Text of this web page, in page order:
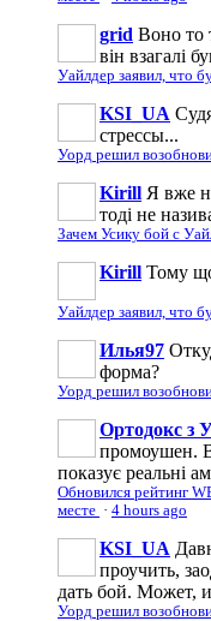
grid Воно то
він взагалі
Уайлдер заявил, что
KSI_UA
стрессы...
Уорд решил
Kirill Я вже
тоді не
Зачем Усику бой с
Kirill Тому
Уайлдер заявил, что
Илья97
форма?
Уорд решил
Ортодокс з
промоушен.
показує реальні
Обновился рейтинг
месте · 4 hours ago
KSI_UA
проучить,
дать бой. Может,
Уорд решил